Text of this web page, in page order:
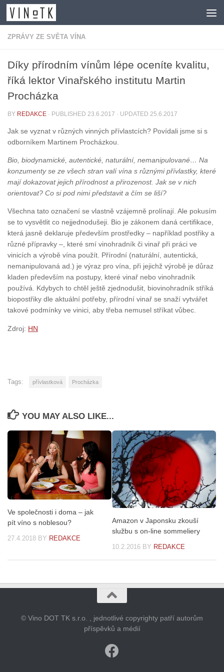
Skip to content
ZPRÁVY ZE SVĚTA VÍNA
Díky přírodním vínům lépe oceníte kvalitu,
říká lektor Vinařského institutu Martin
Procházka
BY REDAKCE · PUBLISHED 23.6.2017 · UPDATED 25.6.2017
Jak se vyznat v různých vinných přívlastcích? Povídali jsme si s
odborníkem Martinem Procházkou.
Bio, biodynamické, autentické, naturální, nemanipulované… Na
konzumenty se ze všech stran valí vína s různými přívlastky, které
mají dokazovat jejich přírodnost a přirozenost. Jak se v nich
orientovat? Co si pod nimi představit a čím se liší?
Všechna tato označení se vlastně vzájemně prolínají. Ale pokusím
se to vysvětlit co nejjednodušeji. Bio je zákonem daná certifikace,
která jasně deklaruje především prostředky – například postřiky a
různé přípravky –, které smí vinohradník či vinař při práci ve
vinicích a výrobě vína použít. Přírodní (naturální, autentická,
nemanipulovaná ad.) je výraz pro vína, při jejichž výrobě je důraz
kladen především na postupy, které vinař nebo vinohradník
používá. Kdybych to chtěl ještě zjednodušit, biovinohradník stříká
biopostřiky dle aktuální potřeby, přírodní vinař se snaží vytvářet
takové podmínky ve vinici, aby třeba nemusel stříkat vůbec.
Zdroj: HN
Tags: přívlastková Procházka
YOU MAY ALSO LIKE...
Ve společnosti i doma – jak
pít víno s noblesou?
27.4.2018 BY REDAKCE
Amazon v Japonsku zkouší
službu s on-line sommeliery
10.2.2016 BY REDAKCE
© Vino DOT TK s.r.o. , jednotlivé copyrighty patří autorům
příspěvků a médií